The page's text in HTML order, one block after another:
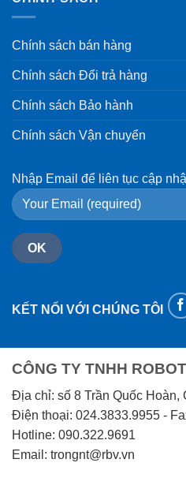
Chính sách bán hàng
Chính sách Đổi trả hàng
Chính sách Bảo hành
Chính sách Vận chuyển
Nhập Email để liên tục cập
KẾT NỐI VỚI CHÚNG TÔI
CÔNG TY TNHH
Địa chỉ: số 8 Trần Quốc Hoàn,
Điện thoại: 024.3833.9955 -
Hotline: 090.322.9691
Email: trongnt@rbv.vn